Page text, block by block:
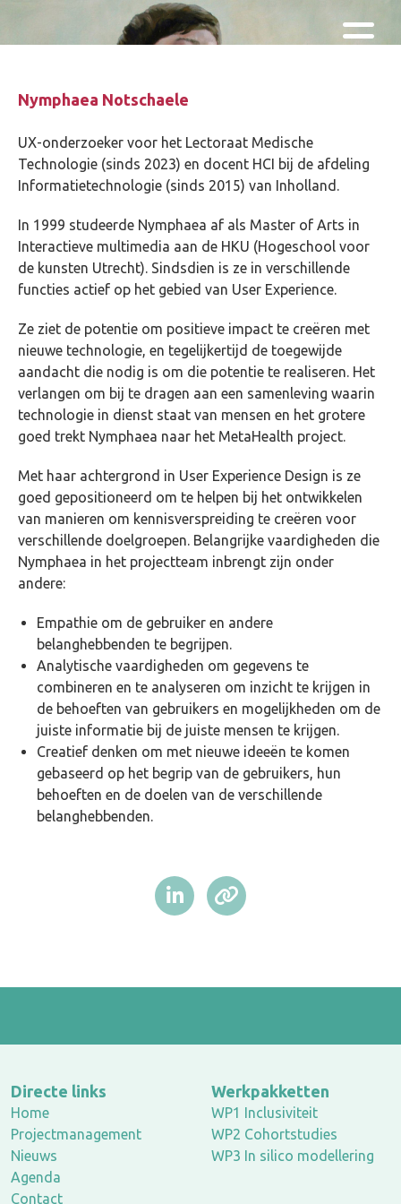
Skip and go to content
Directly to navigation
Nymphaea Notschaele
UX-onderzoeker voor het Lectoraat Medische
Technologie (sinds 2023) en docent HCI bij de afdeling
Informatietechnologie (sinds 2015) van Inholland.
In 1999 studeerde Nymphaea af als Master of Arts in
Interactieve multimedia aan de HKU (Hogeschool voor
de kunsten Utrecht). Sindsdien is ze in verschillende
functies actief op het gebied van User Experience.
Ze ziet de potentie om positieve impact te creëren met
nieuwe technologie, en tegelijkertijd de toegewijde
aandacht die nodig is om die potentie te realiseren. Het
verlangen om bij te dragen aan een samenleving waarin
technologie in dienst staat van mensen en het grotere
goed trekt Nymphaea naar het MetaHealth project.
Met haar achtergrond in User Experience Design is ze
goed gepositioneerd om te helpen bij het ontwikkelen
van manieren om kennisverspreiding te creëren voor
verschillende doelgroepen. Belangrijke vaardigheden die
Nymphaea in het projectteam inbrengt zijn onder
andere:
Empathie om de gebruiker en andere
belanghebbenden te begrijpen.
Analytische vaardigheden om gegevens te
combineren en te analyseren om inzicht te krijgen in
de behoeften van gebruikers en mogelijkheden om de
juiste informatie bij de juiste mensen te krijgen.
Creatief denken om met nieuwe ideeën te komen
gebaseerd op het begrip van de gebruikers, hun
behoeften en de doelen van de verschillende
belanghebbenden.
Directe links
Home
Projectmanagement
Nieuws
Agenda
Contact
Werkpakketten
WP1 Inclusiviteit
WP2 Cohortstudies
WP3 In silico modellering